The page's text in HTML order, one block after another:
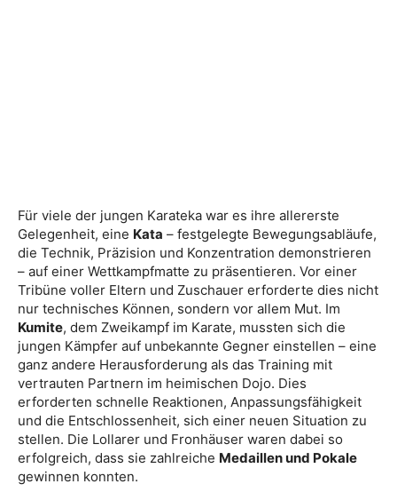
Für viele der jungen Karateka war es ihre allererste
Gelegenheit, eine Kata – festgelegte Bewegungsabläufe,
die Technik, Präzision und Konzentration demonstrieren
– auf einer Wettkampfmatte zu präsentieren. Vor einer
Tribüne voller Eltern und Zuschauer erforderte dies nicht
nur technisches Können, sondern vor allem Mut. Im
Kumite, dem Zweikampf im Karate, mussten sich die
jungen Kämpfer auf unbekannte Gegner einstellen – eine
ganz andere Herausforderung als das Training mit
vertrauten Partnern im heimischen Dojo. Dies
erforderten schnelle Reaktionen, Anpassungsfähigkeit
und die Entschlossenheit, sich einer neuen Situation zu
stellen. Die Lollarer und Fronhäuser waren dabei so
erfolgreich, dass sie zahlreiche Medaillen und Pokale
gewinnen konnten.